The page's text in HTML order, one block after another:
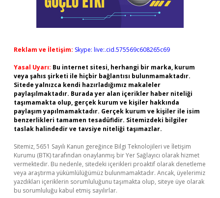
Reklam ve İletişim: Skype: live:.cid.575569c608265c69
Yasal Uyarı: Bu internet sitesi, herhangi bir marka, kurum
veya şahıs şirketi ile hiçbir bağlantısı bulunmamaktadır.
Sitede yalnızca kendi hazırladığımız makaleler
paylaşılmaktadır. Burada yer alan içerikler haber niteliği
taşımamakta olup, gerçek kurum ve kişiler hakkında
paylaşım yapılmamaktadır. Gerçek kurum ve kişiler ile isim
benzerlikleri tamamen tesadüfidir. Sitemizdeki bilgiler
taslak halindedir ve tavsiye niteliği taşımazlar.
Sitemiz, 5651 Sayılı Kanun gereğince Bilgi Teknolojileri ve İletişim
Kurumu (BTK) tarafından onaylanmış bir Yer Sağlayıcı olarak hizmet
vermektedir. Bu nedenle, sitedeki içerikleri proaktif olarak denetleme
veya araştırma yükümlülüğümüz bulunmamaktadır. Ancak, üyelerimiz
yazdıkları içeriklerin sorumluluğunu taşımakta olup, siteye üye olarak
bu sorumluluğu kabul etmiş sayılırlar.